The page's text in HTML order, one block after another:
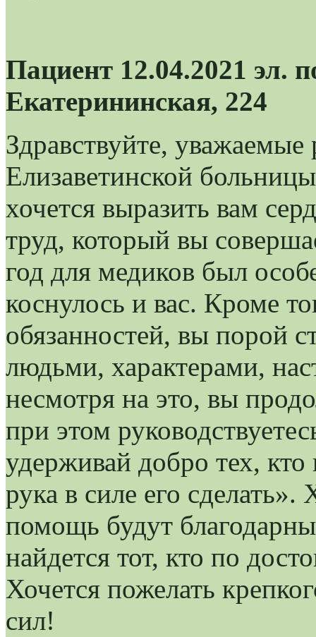
Пациент 12.04.2021 эл.
Екатерининская, 224
Здравствуйте,
Елизаветинской
хочется выразить вам
труд, который вы
год для медиков был
коснулось и вас. Кроме
обязанностей, вы порой
людьми, характерами,
несмотря на это, вы
при этом
удерживай добро тех, кто
рука в силе его
помощь будут
найдется тот, кто по
Хочется пожелать
сил!